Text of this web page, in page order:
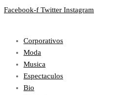
Facebook-f Twitter Instagram
Corporativos
Moda
Musica
Espectaculos
Bio